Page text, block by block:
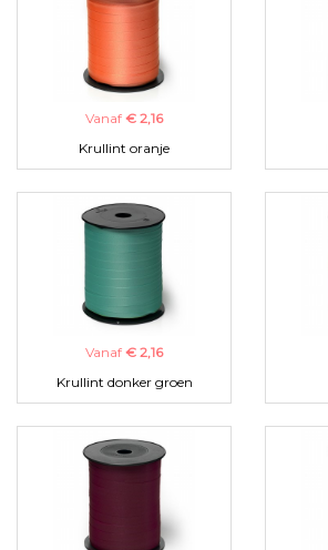
Vanaf € 2,16
Krullint oranje
Vanaf € 2,16
Krullint donker groen